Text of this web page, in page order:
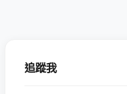
追蹤我